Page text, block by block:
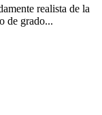
realista de la
de grado...